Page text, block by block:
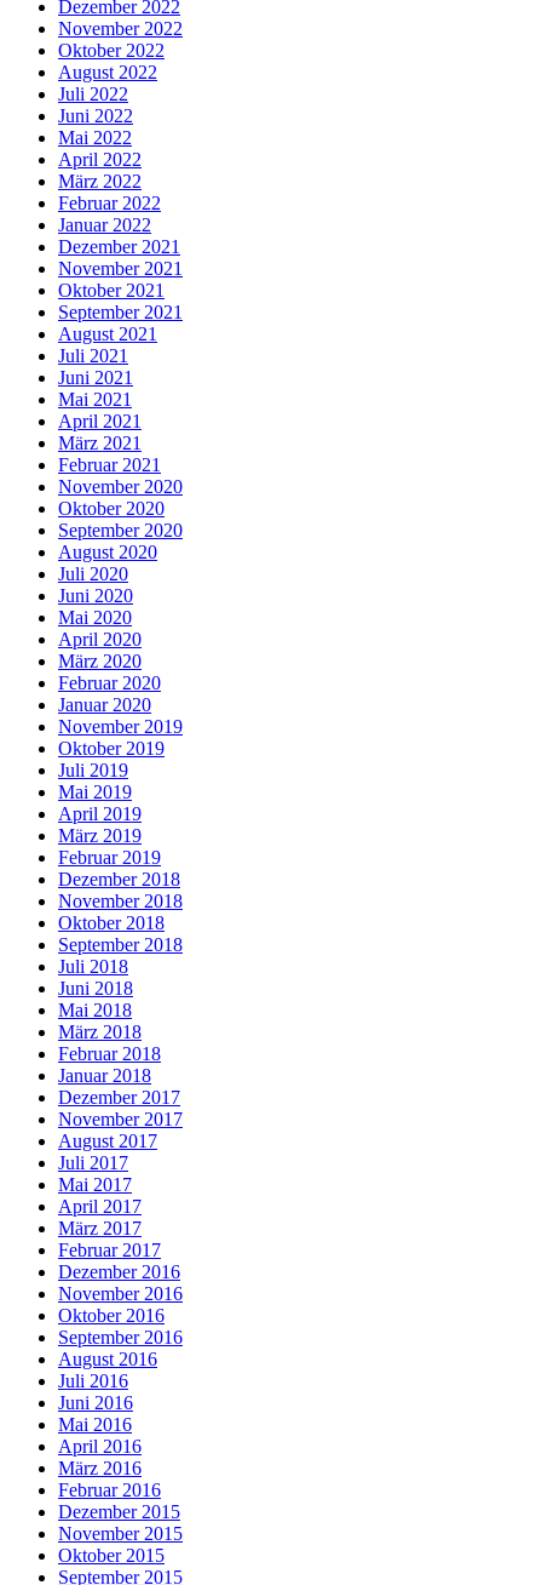
Dezember 2022
November 2022
Oktober 2022
August 2022
Juli 2022
Juni 2022
Mai 2022
April 2022
März 2022
Februar 2022
Januar 2022
Dezember 2021
November 2021
Oktober 2021
September 2021
August 2021
Juli 2021
Juni 2021
Mai 2021
April 2021
März 2021
Februar 2021
November 2020
Oktober 2020
September 2020
August 2020
Juli 2020
Juni 2020
Mai 2020
April 2020
März 2020
Februar 2020
Januar 2020
November 2019
Oktober 2019
Juli 2019
Mai 2019
April 2019
März 2019
Februar 2019
Dezember 2018
November 2018
Oktober 2018
September 2018
Juli 2018
Juni 2018
Mai 2018
März 2018
Februar 2018
Januar 2018
Dezember 2017
November 2017
August 2017
Juli 2017
Mai 2017
April 2017
März 2017
Februar 2017
Dezember 2016
November 2016
Oktober 2016
September 2016
August 2016
Juli 2016
Juni 2016
Mai 2016
April 2016
März 2016
Februar 2016
Dezember 2015
November 2015
Oktober 2015
September 2015